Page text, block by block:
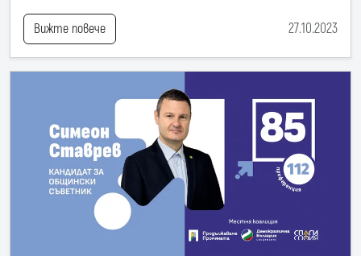
Вижте повече 27.10.2023